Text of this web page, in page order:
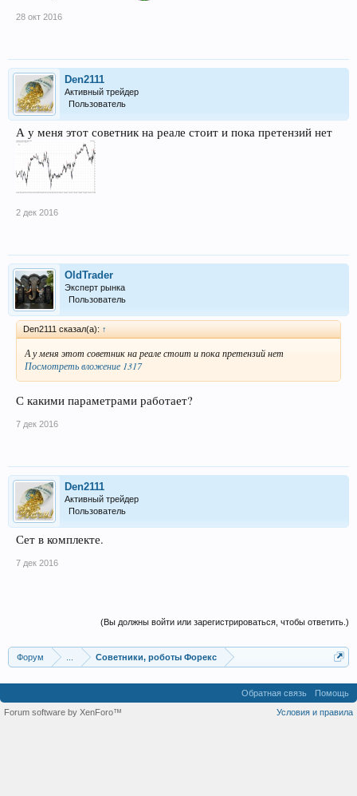
28 окт 2016
Den2111
Активный трейдер
Пользователь
А у меня этот советник на реале стоит и пока претензий нет
2 дек 2016
OldTrader
Эксперт рынка
Пользователь
Den2111 сказал(а): ↑
А у меня этот советник на реале стоит и пока претензий нет
Посмотреть вложение 1317
С какими параметрами работает?
7 дек 2016
Den2111
Активный трейдер
Пользователь
Сет в комплекте.
7 дек 2016
(Вы должны войти или зарегистрироваться, чтобы ответить.)
Форум Советники, роботы Форекс
Обратная связь
Помощь
Условия и правила
Forum software by XenForo™